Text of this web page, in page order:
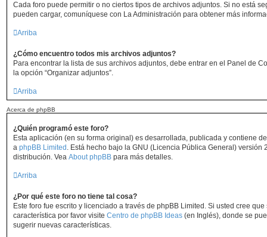
Cada foro puede permitir o no ciertos tipos de archivos adjuntos. Si no está
pueden cargar, comuníquese con La Administración para obtener más
Arriba
¿Cómo encuentro todos mis archivos adjuntos?
Para encontrar la lista de sus archivos adjuntos, debe entrar en el Panel de
la opción “Organizar adjuntos”.
Arriba
Acerca de phpBB
¿Quién programó este foro?
Esta aplicación (en su forma original) es desarrollada, publicada y contiene
a phpBB Limited . Está hecho bajo la GNU (Licencia Pública General) versión
distribución. Vea About phpBB para más detalles.
Arriba
¿Por qué este foro no tiene tal cosa?
Este foro fue escrito y licenciado a través de phpBB Limited. Si usted cree
característica por favor visite Centro de phpBB Ideas (en Inglés), donde se
sugerir nuevas características.